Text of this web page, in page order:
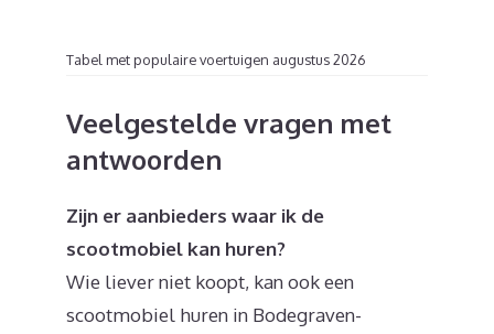
Tabel met populaire voertuigen augustus 2026
Veelgestelde vragen met
antwoorden
Zijn er aanbieders waar ik de
scootmobiel kan huren?
Wie liever niet koopt, kan ook een
scootmobiel huren in Bodegraven-